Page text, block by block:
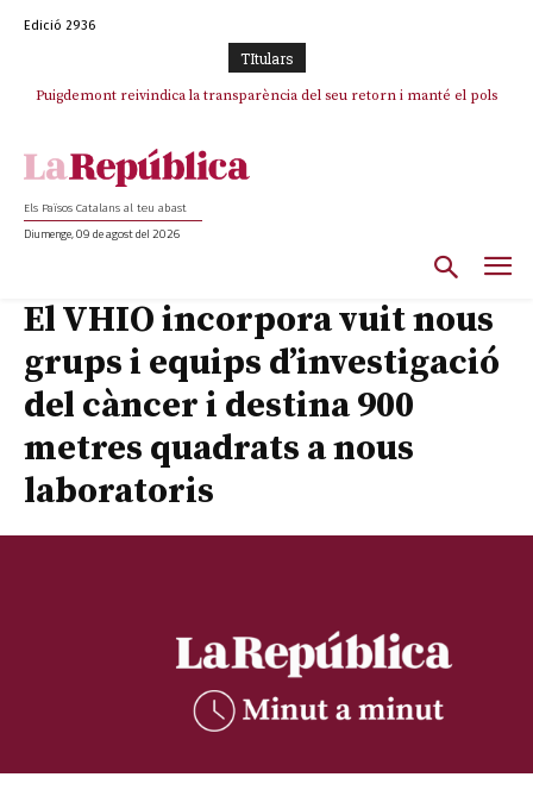
Edició 2936
TItulars
Puigdemont reivindica la transparència del seu retorn i manté el pols
Els Països Catalans al teu abast
Diumenge, 09 de agost del 2026
El VHIO incorpora vuit nous
grups i equips d’investigació
del càncer i destina 900
metres quadrats a nous
laboratoris